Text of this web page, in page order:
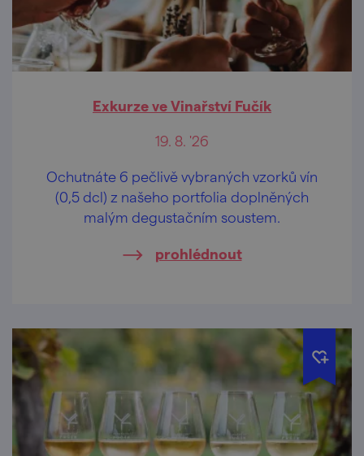
Exkurze ve Vinařství Fučík
19. 8. '26
Ochutnáte 6 pečlivě vybraných vzorků vín
(0,5 dcl) z našeho portfolia doplněných
malým degustačním soustem.
prohlédnout